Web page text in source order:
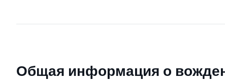
Общая информация о